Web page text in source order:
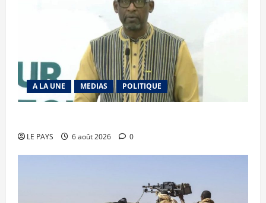
A LA UNE MEDIAS POLITIQUE
LE PAYS 6 août 2026 0